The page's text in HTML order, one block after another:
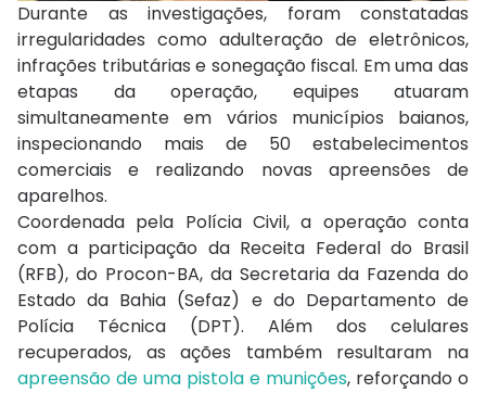
Durante as investigações, foram constatadas
irregularidades como adulteração de eletrônicos,
infrações tributárias e sonegação fiscal. Em uma das
etapas da operação, equipes atuaram
simultaneamente em vários municípios baianos,
inspecionando mais de 50 estabelecimentos
comerciais e realizando novas apreensões de
aparelhos.
Coordenada pela Polícia Civil, a operação conta
com a participação da Receita Federal do Brasil
(RFB), do Procon-BA, da Secretaria da Fazenda do
Estado da Bahia (Sefaz) e do Departamento de
Polícia Técnica (DPT). Além dos celulares
recuperados, as ações também resultaram na
apreensão de uma pistola e munições, reforçando o